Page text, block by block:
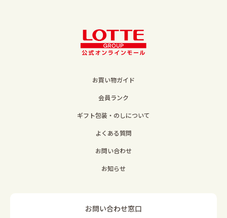
お買い物ガイド
会員ランク
ギフト包装・のしについて
よくある質問
お問い合わせ
お知らせ
お問い合わせ窓口